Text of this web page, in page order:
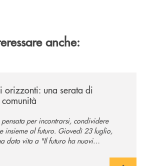
anche:
orizzonti: una serata di
per incontrarsi, condividere
insieme al futuro. Giovedì 23 luglio,
dato vita a "Il futuro ha nuovi